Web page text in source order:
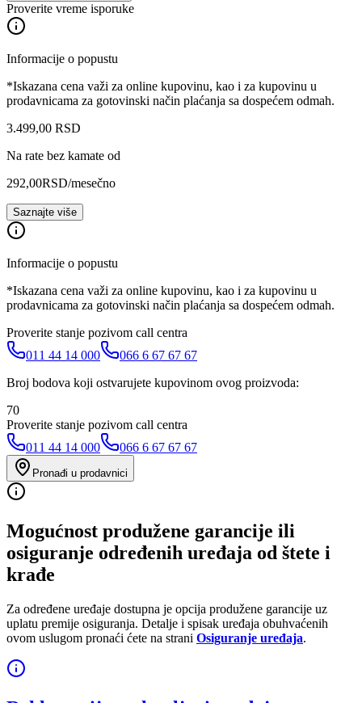
Proverite vreme isporuke
Informacije o popustu
*Iskazana cena važi za online kupovinu, kao i za kupovinu u
prodavnicama za gotovinski način plaćanja sa dospećem odmah.
3.499,00 RSD
Na rate bez kamate od
292,00RSD/mesečno
Saznajte više
Informacije o popustu
*Iskazana cena važi za online kupovinu, kao i za kupovinu u
prodavnicama za gotovinski način plaćanja sa dospećem odmah.
Proverite stanje pozivom call centra
011 44 14 000
066 6 67 67 67
Broj bodova koji ostvarujete kupovinom ovog proizvoda:
70
Proverite stanje pozivom call centra
011 44 14 000
066 6 67 67 67
Pronađi u prodavnici
Mogućnost produžene garancije ili
osiguranje određenih uređaja od štete i
krađe
Za određene uređaje dostupna je opcija produžene garancije uz
uplatu premije osiguranja. Detalje i spisak uređaja obuhvaćenih
ovom uslugom pronaći ćete na strani Osiguranje uređaja.